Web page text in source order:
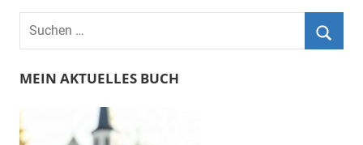
Suchen
nach:
MEIN AKTUELLES BUCH